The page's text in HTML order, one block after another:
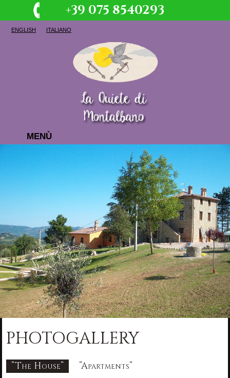
+39 075 8540293
MENÙ
ITALIANO
ENGLISH
PHOTOGALLERY
”The House” ”Apartments”